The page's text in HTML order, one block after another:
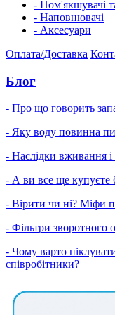
- Пом'якшувачі
- Наповнювачі
- Аксесуари
Оплата/Доставка
Блог
- Про що говорить
- Яку воду повинна
- Наслідки вживання і
- А ви все ще купуєте
- Вірити чи ні? Міфи
- Фільтри зворотного
- Чому варто
співробітники?